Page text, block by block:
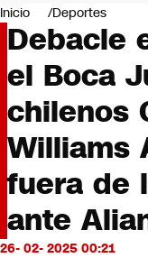
Negocios
Deportes
Programas
Cultura
Servicios
Bits
CNN tiempo
Futuro 360
Opinión
Inicio Deportes
Debacle
el Boca
chilenos
Williams
fuera de
ante
26- 02- 2025 00:21